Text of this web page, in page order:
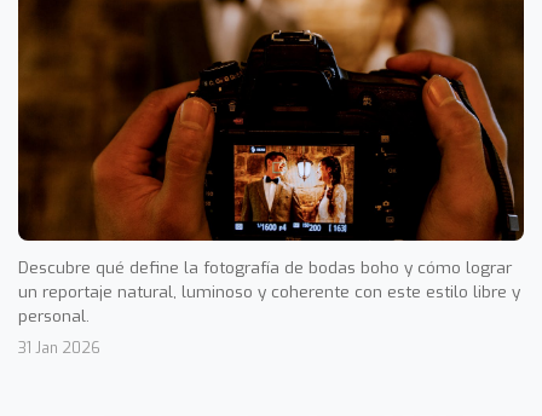
Descubre qué define la fotografía de bodas boho y cómo lograr
un reportaje natural, luminoso y coherente con este estilo libre y
personal.
31 Jan 2026